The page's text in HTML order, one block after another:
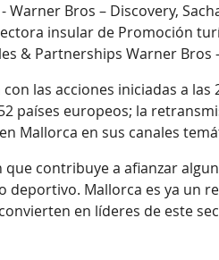
Bros – Discovery,
insular de Promoción
& Partnerships Warner Bros
las acciones iniciadas a las
países europeos; la
Mallorca en sus canales
contribuye a afianzar
Mallorca es ya un
en líderes de este